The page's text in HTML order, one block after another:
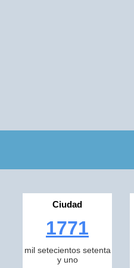
Ciudad
1771
mil setecientos setenta
y uno